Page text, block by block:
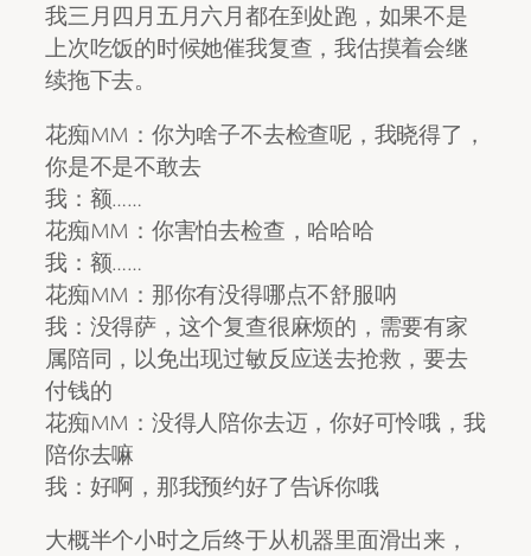
我三月四月五月六月都在到处跑，如果不是
上次吃饭的时候她催我复查，我估摸着会继
续拖下去。
花痴MM：你为啥子不去检查呢，我晓得了，
你是不是不敢去
我：额……
花痴MM：你害怕去检查，哈哈哈
我：额……
花痴MM：那你有没得哪点不舒服呐
我：没得萨，这个复查很麻烦的，需要有家
属陪同，以免出现过敏反应送去抢救，要去
付钱的
花痴MM：没得人陪你去迈，你好可怜哦，我
陪你去嘛
我：好啊，那我预约好了告诉你哦
大概半个小时之后终于从机器里面滑出来，